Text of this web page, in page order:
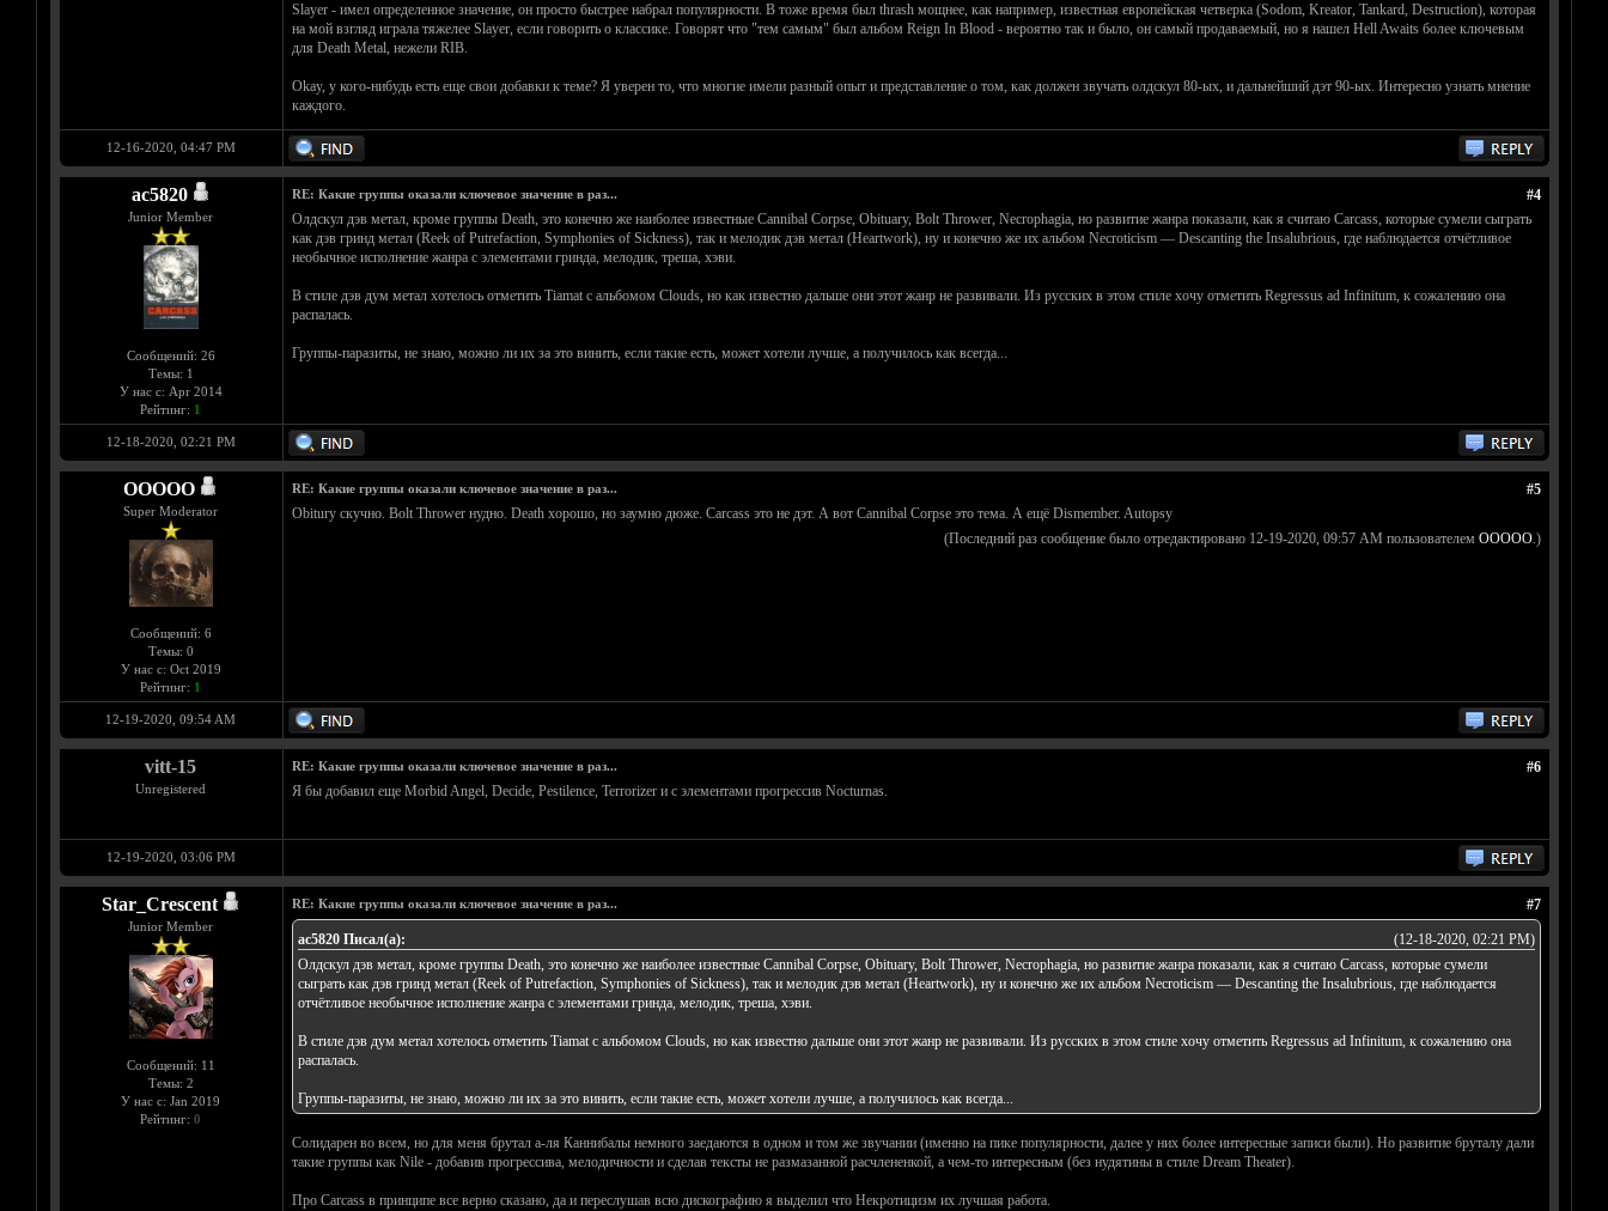
Slayer - имел определенное значение, он просто быстрее набрал популярности. В тоже время был thrash мощнее, как например, известная европейская четверка (Sodom, Kreator, Tankard, Destruction), которая
на мой взгляд играла тяжелее Slayer, если говорить о классике. Говорят что "тем самым" был альбом Reign In Blood - вероятно так и было, он самый продаваемый, но я нашел Hell Awaits более ключевым
для Death Metal, нежели RIB.
Okay, у кого-нибудь есть еще свои добавки к теме? Я уверен то, что многие имели разный опыт и представление о том, как должен звучать олдскул 80-ых, и дальнейший дэт 90-ых. Интересно узнать мнение
каждого.
12-16-2020, 04:47 PM
ac5820
Junior Member
Сообщений: 26
Темы: 1
У нас с: Apr 2014
Рейтинг: 1
#4
RE: Какие группы оказали ключевое значение в раз...
Олдскул дэв метал, кроме группы Death, это конечно же наиболее известные Cannibal Corpse, Obituary, Bolt Thrower, Necrophagia, но развитие жанра показали, как я считаю Carcass, которые сумели сыграть
как дэв гринд метал (Reek of Putrefaction, Symphonies of Sickness), так и мелодик дэв метал (Heartwork), ну и конечно же их альбом Necroticism — Descanting the Insalubrious, где наблюдается отчётливое
необычное исполнение жанра с элементами гринда, мелодик, треша, хэви.
В стиле дэв дум метал хотелось отметить Tiamat с альбомом Clouds, но как известно дальше они этот жанр не развивали. Из русских в этом стиле хочу отметить Regressus ad Infinitum, к сожалению она
распалась.
Группы-паразиты, не знаю, можно ли их за это винить, если такие есть, может хотели лучше, а получилось как всегда...
12-18-2020, 02:21 PM
OOOOO
Super Moderator
Сообщений: 6
Темы: 0
У нас с: Oct 2019
Рейтинг: 1
#5
RE: Какие группы оказали ключевое значение в раз...
Obitury скучно. Bolt Thrower нудно. Death хорошо, но заумно дюже. Carcass это не дэт. А вот Cannibal Corpse это тема. А ещё Dismember. Autopsy
(Последний раз сообщение было отредактировано 12-19-2020, 09:57 AM пользователем OOOOO.)
12-19-2020, 09:54 AM
vitt-15
Unregistered
#6
RE: Какие группы оказали ключевое значение в раз...
Я бы добавил еще Morbid Angel, Decide, Pestilence, Terrorizer и с элементами прогрессив Nocturnas.
12-19-2020, 03:06 PM
Star_Crescent
Junior Member
Сообщений: 11
Темы: 2
У нас с: Jan 2019
Рейтинг: 0
#7
RE: Какие группы оказали ключевое значение в раз...
(12-18-2020, 02:21 PM)
ac5820 Писал(а):
Олдскул дэв метал, кроме группы Death, это конечно же наиболее известные Cannibal Corpse, Obituary, Bolt Thrower, Necrophagia, но развитие жанра показали, как я считаю Carcass, которые сумели
сыграть как дэв гринд метал (Reek of Putrefaction, Symphonies of Sickness), так и мелодик дэв метал (Heartwork), ну и конечно же их альбом Necroticism — Descanting the Insalubrious, где наблюдается
отчётливое необычное исполнение жанра с элементами гринда, мелодик, треша, хэви.
В стиле дэв дум метал хотелось отметить Tiamat с альбомом Clouds, но как известно дальше они этот жанр не развивали. Из русских в этом стиле хочу отметить Regressus ad Infinitum, к сожалению она
распалась.
Группы-паразиты, не знаю, можно ли их за это винить, если такие есть, может хотели лучше, а получилось как всегда...
Солидарен во всем, но для меня брутал а-ля Каннибалы немного заедаются в одном и том же звучании (именно на пике популярности, далее у них более интересные записи были). Но развитие бруталу дали
такие группы как Nile - добавив прогрессива, мелодичности и сделав тексты не размазанной расчлененкой, а чем-то интересным (без нудятины в стиле Dream Theater).
Про Carcass в принципе все верно сказано, да и переслушав всю дискографию я выделил что Некротицизм их лучшая работа.